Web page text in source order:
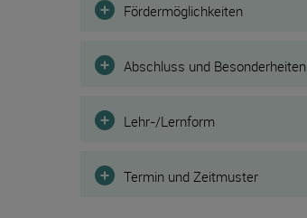
Fördermöglichkeiten
Abschluss und Besonderheiten
Lehr-/Lernform
Termin und Zeitmuster